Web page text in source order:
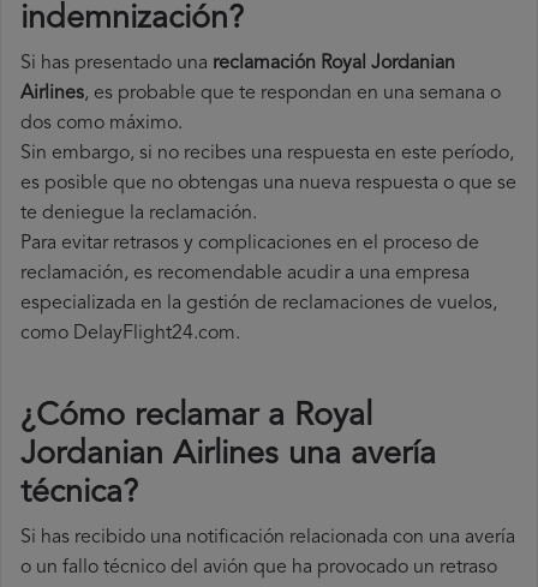
indemnización?
Si has presentado una reclamación Royal Jordanian
Airlines, es probable que te respondan en una semana o
dos como máximo.
Sin embargo, si no recibes una respuesta en este período,
es posible que no obtengas una nueva respuesta o que se
te deniegue la reclamación.
Para evitar retrasos y complicaciones en el proceso de
reclamación, es recomendable acudir a una empresa
especializada en la gestión de reclamaciones de vuelos,
como DelayFlight24.com.
¿Cómo reclamar a Royal
Jordanian Airlines una avería
técnica?
Si has recibido una notificación relacionada con una avería
o un fallo técnico del avión que ha provocado un retraso